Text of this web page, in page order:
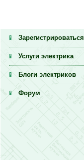
Зарегистрироваться
Услуги электрика
Блоги электриков
Форум